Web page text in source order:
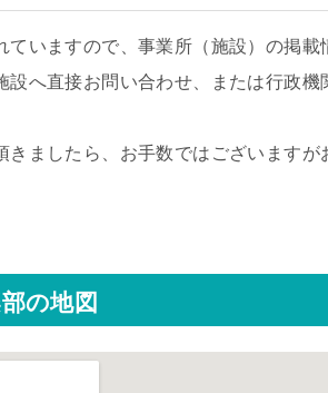
いますので、事業所（施設）の掲載
設へ直接お問い合わせ、または行政
きましたら、お手数ではございます
の地図